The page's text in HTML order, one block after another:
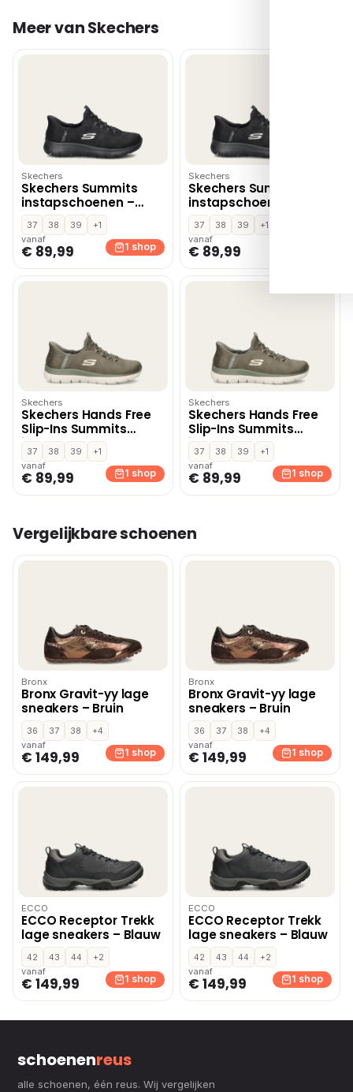
Meer van Skechers
Skechers
Skechers Summits
instapschoenen –
Zwart
37 38 39
+1
vanaf
€ 89,99 1 shop
Skechers
Skechers Summits
instapschoenen –
Zwart
37 38 39
+1
vanaf
€ 89,99
Skechers
Skechers Hands Free
Slip-Ins Summits
instapschoenen –
Groen
37 38 39
+1
vanaf
€ 89,99 1 shop
Skechers
Skechers Hands Free
Slip-Ins Summits
instapschoenen –
Groen
37 38 39
+1
vanaf
€ 89,99 1 shop
Vergelijkbare schoenen
Bronx
Bronx Gravit-yy lage
sneakers – Bruin
36 37 38
+4
vanaf
€ 149,99 1 shop
Bronx
Bronx Gravit-yy lage
sneakers – Bruin
36 37 38
+4
vanaf
€ 149,99 1 shop
ECCO
ECCO Receptor Trekk
lage sneakers – Blauw
42 43 44
+2
vanaf
€ 149,99 1 shop
ECCO
ECCO Receptor Trekk
lage sneakers – Blauw
42 43 44
+2
vanaf
€ 149,99 1 shop
schoenenreus
alle schoenen, één reus. Wij vergelijken